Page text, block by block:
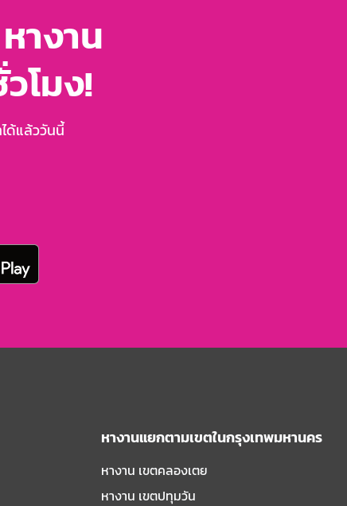
างาน
โมง!
ด้แล้ววันนี้
หางานแยกตามเขตในกรุงเทพมหานคร
หางาน เขตคลองเตย
หางาน เขตปทุมวัน